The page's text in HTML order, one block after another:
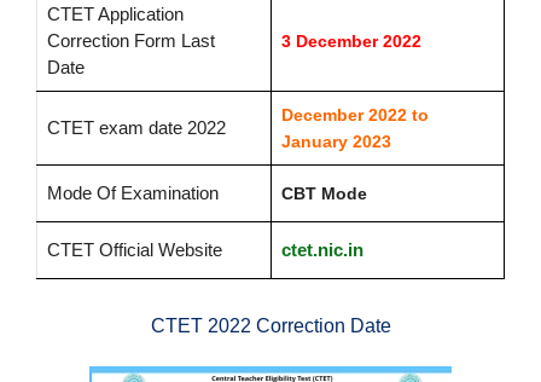
CTET Application
Correction Form Last
Date
3 December 2022
CTET exam date 2022
December 2022 to
January 2023
Mode Of Examination CBT Mode
CTET Official Website ctet.nic.in
CTET 2022 Correction Date